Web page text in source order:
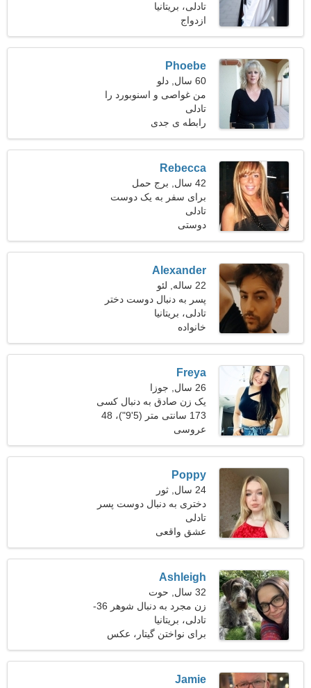
تادلی، بریتانیا
ازدواج
Phoebe
60 سال, دلو
من غواصی و اسنوبورد را
ترجیح می دهم
تادلی
رابطه ی جدی
Rebecca
42 سال, برج حمل
برای سفر به یک دوست
صمیمی نیاز دارم
تادلی
دوستی
Alexander
22 ساله, لئو
پسر به دنبال دوست دختر
است
تادلی، بریتانیا
خانواده
Freya
26 سال, جوزا
یک زن صادق به دنبال کسی
مثل شما است
173 سانتی متر (5'9")، 48
کیلوگرم (105 پوند)
عروسی
Poppy
24 سال, ثور
دختری به دنبال دوست پسر
29-35
تادلی
عشق واقعی
Ashleigh
32 سال, حوت
زن مجرد به دنبال شوهر 36-
40
تادلی، بریتانیا
برای نواختن گیتار، عکس
Jamie